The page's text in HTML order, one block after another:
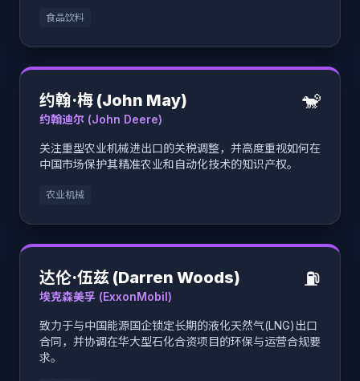
食品饮料
约翰·梅 (John May)
约翰迪尔 (John Deere)
🐒
关注重型农业机械进出口的关税调整，并高度重视如何在
中国市场保护其精准农业和自动化技术的知识产权。
农业机械
达伦·伍兹 (Darren Woods)
埃克森美孚 (ExxonMobil)
⛽️
致力于与中国能源国企锁定长期的液化天然气(LNG)出口
合同，并协调在华大型石化合资项目的环保与运营合规要
求。